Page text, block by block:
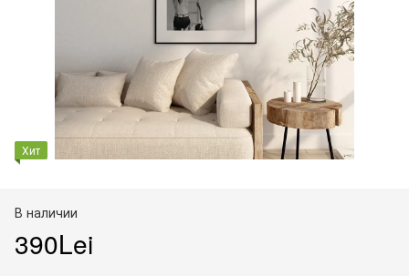
Хит
В наличии
390Lei